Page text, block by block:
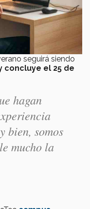
seguirá siendo
concluye el 25 de
hagan
bien, somos
mucho la